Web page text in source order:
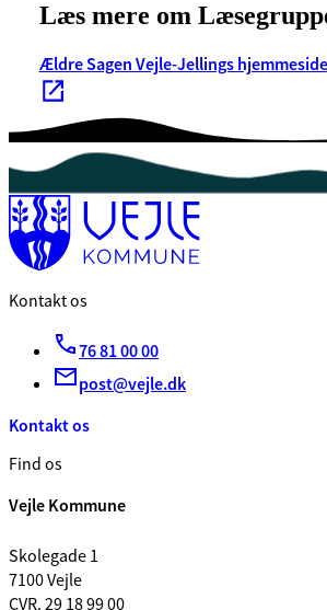
Læs mere om
Ældre Sagen Vejle-Jellings hjemmeside
Kontakt os
76 81 00 00
post@vejle.dk
Kontakt os
Find os
Vejle Kommune
Skolegade 1
7100 Vejle
CVR. 29 18 99 00